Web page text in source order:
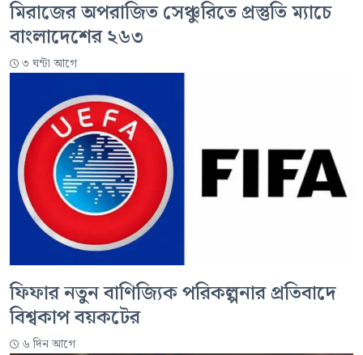
মিরাজের অপরাজিত সেঞ্চুরিতে প্রস্তুতি ম্যাচে
বাংলাদেশের ২৬৩
৩ ঘন্টা আগে
ফিফার নতুন বাণিজ্যিক পরিকল্পনার প্রতিবাদে
বিশ্বকাপ বয়কটের
৬ দিন আগে